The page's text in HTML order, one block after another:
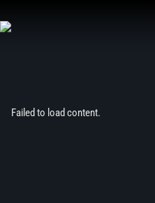
au
Failed to load content.